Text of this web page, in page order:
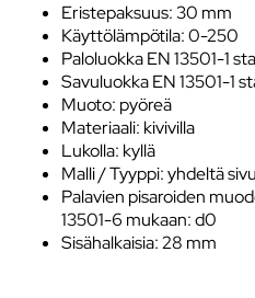
Eristepaksuus: 30 mm
Käyttölämpötila: 0-250
Paloluokka EN 13501-1
Savuluokka EN 13501-1
Muoto: pyöreä
Materiaali: kivivilla
Lukolla: kyllä
Malli / Tyyppi: yhdeltä
Palavien pisaroiden
13501-6 mukaan: d0
Sisähalkaisia: 28 mm